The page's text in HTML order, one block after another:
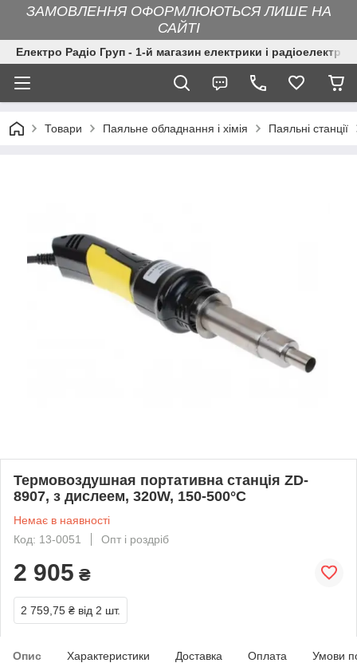
ЗАМОВЛЕННЯ ОФОРМЛЮЮТЬСЯ ЛИШЕ НА
САЙТІ
Електро Радіо Груп - 1-й магазин електрики і
Товари Паяльне обладнання і хімія Паяльні станції
Термовоздушная портативна станція ZD-
8907, з дислеем, 320W, 150-500°C
Немає в наявності
Код: 13-0051
Опт і роздріб
2 905 ₴
2 759,75 ₴ від 2 шт.
Опис Характеристики Доставка Оплата Умови